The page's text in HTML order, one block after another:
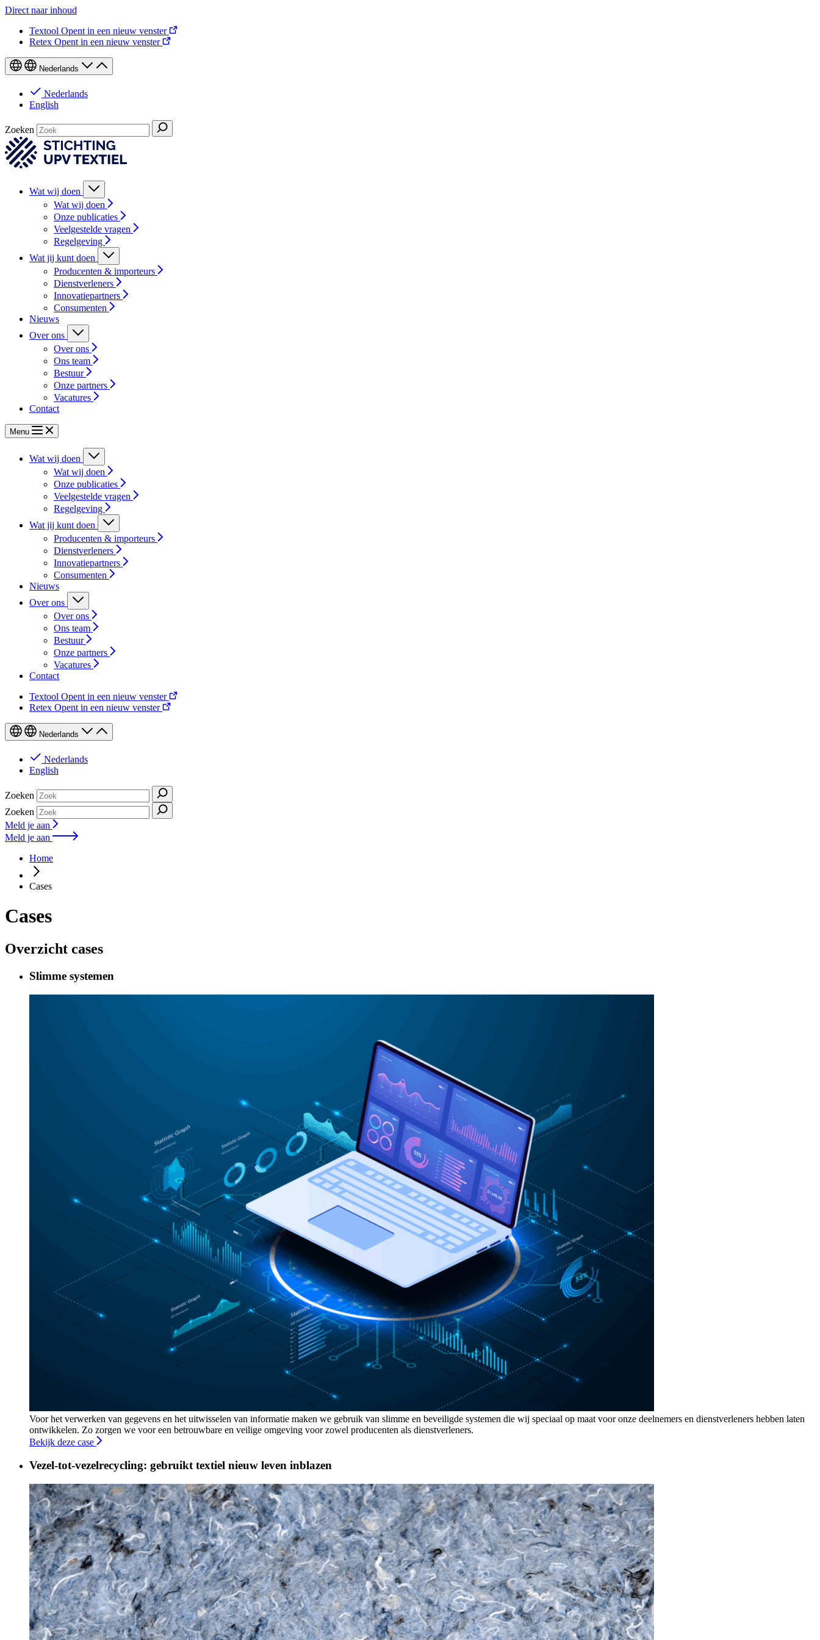
Direct naar inhoud
Textool Opent in een nieuw venster
Retex Opent in een nieuw venster
Nederlands
Nederlands
English
Zoeken
Wat wij doen
Wat wij doen
Onze publicaties
Veelgestelde vragen
Regelgeving
Wat jij kunt doen
Producenten & importeurs
Dienstverleners
Innovatiepartners
Consumenten
Nieuws
Over ons
Over ons
Ons team
Bestuur
Onze partners
Vacatures
Contact
Menu
Wat wij doen
Wat wij doen
Onze publicaties
Veelgestelde vragen
Regelgeving
Wat jij kunt doen
Producenten & importeurs
Dienstverleners
Innovatiepartners
Consumenten
Nieuws
Over ons
Over ons
Ons team
Bestuur
Onze partners
Vacatures
Contact
Textool Opent in een nieuw venster
Retex Opent in een nieuw venster
Nederlands
Nederlands
English
Zoeken
Zoeken
Meld je aan
Meld je aan
Home
Cases
Cases
Overzicht cases
Slimme systemen
Voor het verwerken van gegevens en het uitwisselen van informatie maken we gebruik van slimme en beveiligde systemen die wij speciaal op maat voor onze deelnemers en dienstverleners hebben laten
ontwikkelen. Zo zorgen we voor een betrouwbare en veilige omgeving voor zowel producenten als dienstverleners.
Bekijk deze case
Vezel-tot-vezelrecycling: gebruikt textiel nieuw leven inblazen